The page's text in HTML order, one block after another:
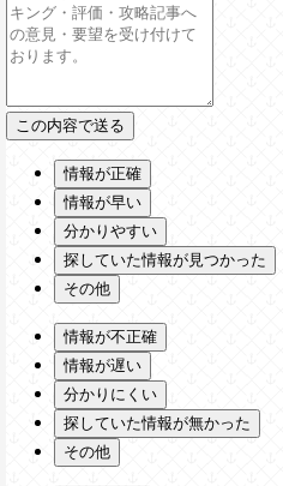
情報が正確
情報が早い
分かりやすい
探していた情報が見つかった
その他
情報が不正確
情報が遅い
分かりにくい
探していた情報が無かった
その他